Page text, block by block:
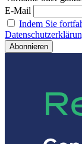
E-Mail
Indem Sie